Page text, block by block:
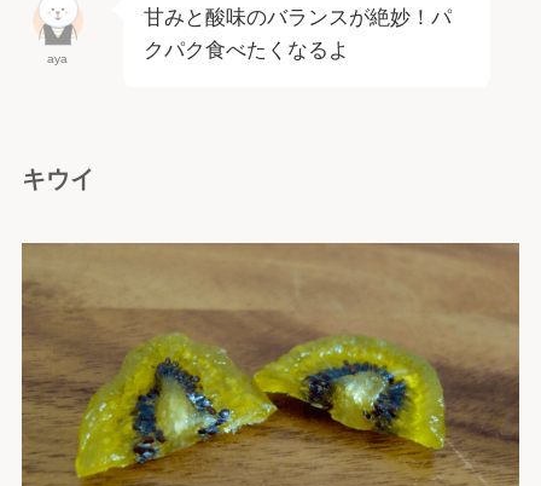
aya
甘みと酸味のバランスが絶妙！パ
クパク食べたくなるよ
キウイ